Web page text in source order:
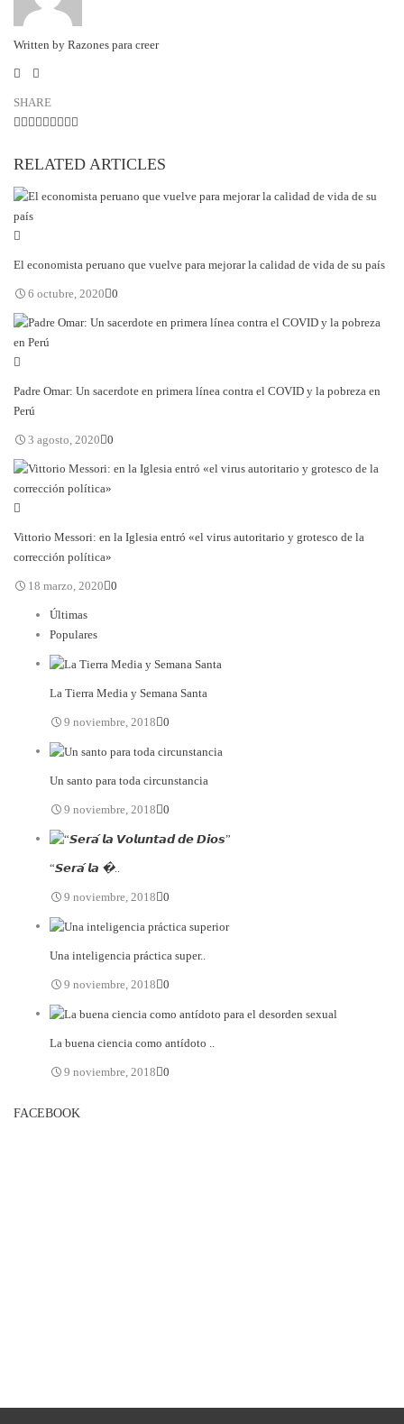
Written by Razones para creer
SHARE
RELATED ARTICLES
El economista peruano que vuelve para mejorar la calidad de vida de su país
6 octubre, 2020 0
Padre Omar: Un sacerdote en primera línea contra el COVID y la pobreza en
Perú
3 agosto, 2020 0
Vittorio Messori: en la Iglesia entró «el virus autoritario y grotesco de la
corrección política»
18 marzo, 2020 0
Últimas
Populares
La Tierra Media y Semana Santa
9 noviembre, 2018 0
Un santo para toda circunstancia
9 noviembre, 2018 0
“𝙎𝙚𝙧𝙖́ 𝙡𝙖 �..
9 noviembre, 2018 0
Una inteligencia práctica super..
9 noviembre, 2018 0
La buena ciencia como antídoto ..
9 noviembre, 2018 0
FACEBOOK